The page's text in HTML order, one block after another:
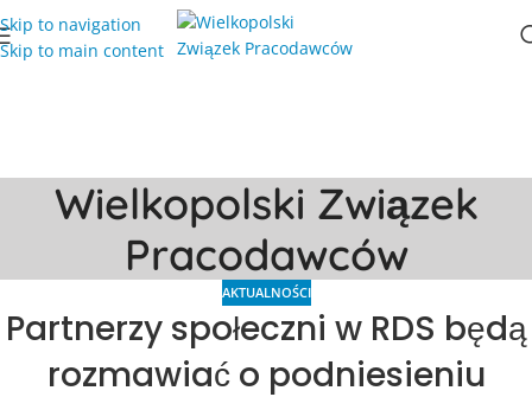
Skip to navigation
Skip to main content
Wielkopolski Związek
Pracodawców
AKTUALNOŚCI
Partnerzy społeczni w RDS będą
rozmawiać o podniesieniu